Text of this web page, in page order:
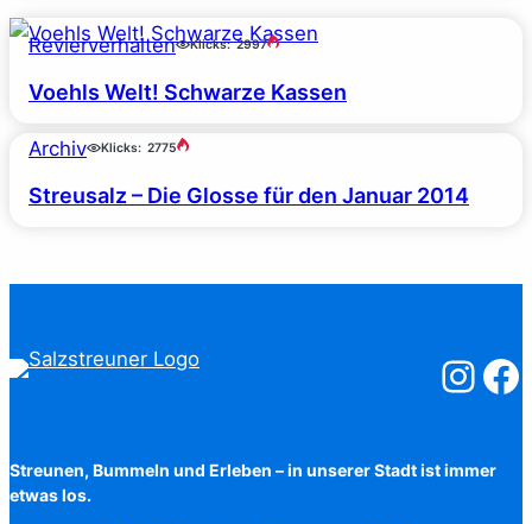
Revierverhalten Klicks: 2997
Voehls Welt! Schwarze Kassen
Archiv Klicks: 2775
Streusalz – Die Glosse für den Januar 2014
Streunen, Bummeln und Erleben – in unserer Stadt ist immer
etwas los.